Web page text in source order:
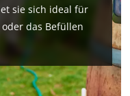
sie sich ideal für
das Befüllen